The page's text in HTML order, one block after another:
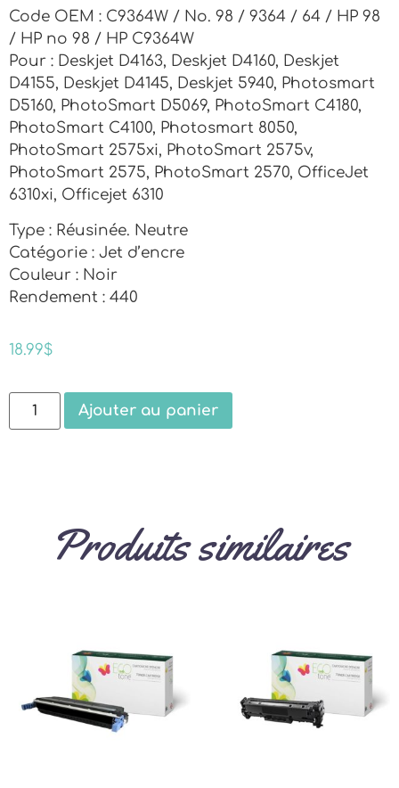
Code OEM : C9364W / No. 98 / 9364 / 64 / HP 98
/ HP no 98 / HP C9364W
Pour : Deskjet D4163, Deskjet D4160, Deskjet
D4155, Deskjet D4145, Deskjet 5940, Photosmart
D5160, PhotoSmart D5069, PhotoSmart C4180,
PhotoSmart C4100, Photosmart 8050,
PhotoSmart 2575xi, PhotoSmart 2575v,
PhotoSmart 2575, PhotoSmart 2570, OfficeJet
6310xi, Officejet 6310
Type : Réusinée. Neutre
Catégorie : Jet d’encre
Couleur : Noir
Rendement : 440
18.99$
Ajouter au panier
Produits similaires